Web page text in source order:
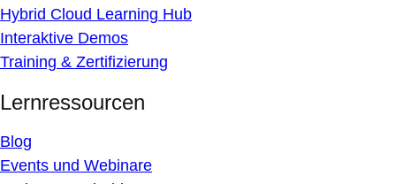
Hybrid Cloud Learning Hub
Interaktive Demos
Training & Zertifizierung
Lernressourcen
Blog
Events und Webinare